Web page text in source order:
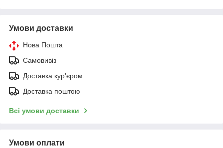
Умови доставки
Нова Пошта
Самовивіз
Доставка кур'єром
Доставка поштою
Всі умови доставки
Умови оплати